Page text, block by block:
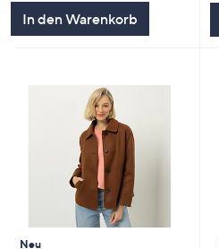
In den Warenkorb
Neu